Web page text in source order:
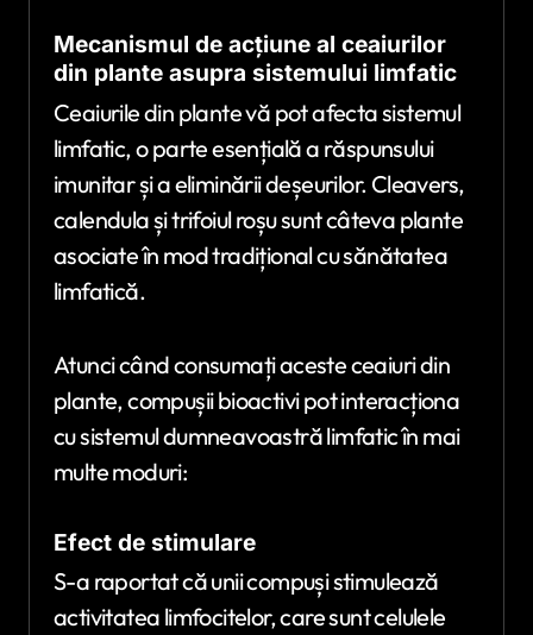
Mecanismul de acțiune al ceaiurilor
din plante asupra sistemului limfatic
Ceaiurile din plante vă pot afecta sistemul
limfatic, o parte esențială a răspunsului
imunitar și a eliminării deșeurilor. Cleavers,
calendula și trifoiul roșu sunt câteva plante
asociate în mod tradițional cu sănătatea
limfatică.
Atunci când consumați aceste ceaiuri din
plante, compușii bioactivi pot interacționa
cu sistemul dumneavoastră limfatic în mai
multe moduri:
Efect de stimulare
S-a raportat că unii compuși stimulează
activitatea limfocitelor, care sunt celulele